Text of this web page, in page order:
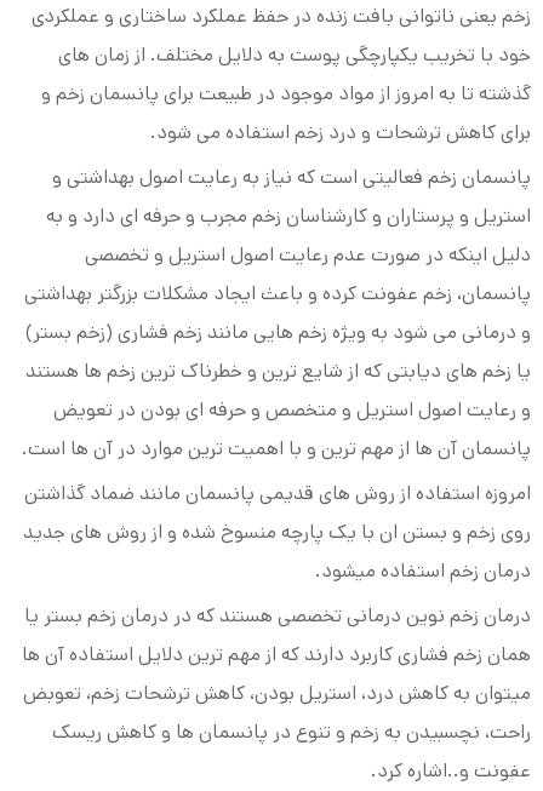
زخم یعنی ناتوانی بافت زنده در حفظ عملکرد ساختاری و عملکردی
خود با تخریب یکپارچگی پوست به دلایل مختلف. از زمان های
گذشته تا به امروز از مواد موجود در طبیعت برای پانسمان زخم و
برای کاهش ترشحات و درد زخم استفاده می شود.
پانسمان زخم فعالیتی است که نیاز به رعایت اصول بهداشتی و
استریل و پرستاران و کارشناسان زخم مجرب و حرفه ای دارد و به
دلیل اینکه در صورت عدم رعایت اصول استریل و تخصصی
پانسمان، زخم عفونت کرده و باعث ایجاد مشکلات بزرگتر بهداشتی
و درمانی می شود به ویژه زخم هایی مانند زخم فشاری (زخم بستر)
یا زخم های دیابتی که از شایع ترین و خطرناک ترین زخم ها هستند
و رعایت اصول استریل و متخصص و حرفه ای بودن در تعویض
پانسمان آن ها از مهم ترین و با اهمیت ترین موارد در آن ها است.
امروزه استفاده از روش های قدیمی پانسمان مانند ضماد گذاشتن
روی زخم و بستن ان با یک پارچه منسوخ شده و از روش های جدید
درمان زخم استفاده میشود.
درمان زخم نوین درمانی تخصصی هستند که در درمان زخم بستر یا
همان زخم فشاری کاربرد دارند که از مهم ترین دلایل استفاده آن ها
میتوان به کاهش درد، استریل بودن، کاهش ترشحات زخم، تعوبض
راحت، نچسبیدن به زخم و تنوع در پانسمان ها و کاهش ریسک
عفونت و..اشاره کرد.